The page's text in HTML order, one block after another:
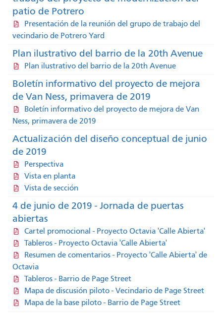
patio de Potrero
Presentación de la reunión del grupo de trabajo del
vecindario de Potrero Yard
Plan ilustrativo del barrio de la 20th Avenue
Plan ilustrativo del barrio de la 20th Avenue
Boletín informativo del proyecto de mejora
de Van Ness, primavera de 2019
Boletín informativo del proyecto de mejora de Van
Ness, primavera de 2019
Actualización del diseño conceptual de junio
de 2019
Perspectiva
Vista en planta
Vista de sección
4 de junio de 2019 - Jornada de puertas
abiertas
Cartel promocional - Proyecto Octavia 'Calle Abierta'
Tableros - Proyecto Octavia 'Calle Abierta'
Resumen de comentarios - Proyecto 'Calle Abierta' de
Octavia
Tableros - Barrio de Page Street
Mapa de discusión piloto - Vecindario de Page Street
Mapa de la base piloto - Barrio de Page Street